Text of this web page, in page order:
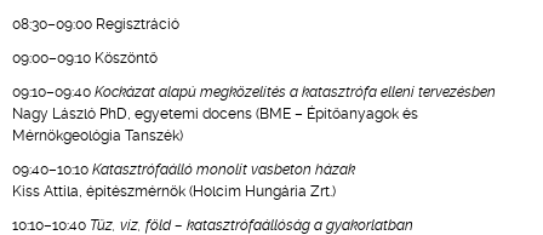
08:30–09:00 Regisztráció
09:00–09:10 Köszöntő
09:10–09:40 Kockázat alapú megközelítés a katasztrófa elleni tervezésben
Nagy László PhD, egyetemi docens (BME – Építőanyagok és
Mérnökgeológia Tanszék)
09:40–10:10 Katasztrófaálló monolit vasbeton házak
Kiss Attila, építészmérnök (Holcim Hungária Zrt.)
10:10–10:40 Tűz, víz, föld – katasztrófaállóság a gyakorlatban